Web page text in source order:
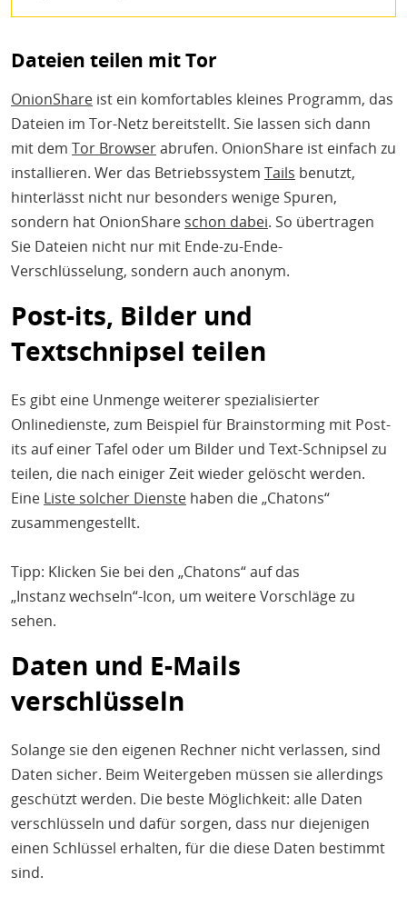
Dateien teilen mit Tor
OnionShare ist ein komfortables kleines Programm, das
Dateien im Tor-Netz bereitstellt. Sie lassen sich dann
mit dem Tor Browserabrufen. OnionShare ist einfach zu
installieren. Wer das Betriebssystem Tails benutzt,
hinterlässt nicht nur besonders wenige Spuren,
sondern hat OnionShare schon dabei. So übertragen
Sie Dateien nicht nur mit Ende-zu-Ende-
Verschlüsselung, sondern auch anonym.
Post-its, Bilder und
Textschnipsel teilen
Es gibt eine Unmenge weiterer spezialisierter
Onlinedienste, zum Beispiel für Brainstorming mit Post-
its auf einer Tafel oder um Bilder und Text-Schnipsel zu
teilen, die nach einiger Zeit wieder gelöscht werden.
Eine Liste solcher Dienste haben die „Chatons“
zusammengestellt.
Tipp: Klicken Sie bei den „Chatons“ auf das
„Instanz wechseln“-Icon, um weitere Vorschläge zu
sehen.
Daten und E-Mails
verschlüsseln
Solange sie den eigenen Rechner nicht verlassen, sind
Daten sicher. Beim Weitergeben müssen sie allerdings
geschützt werden. Die beste Möglichkeit: alle Daten
verschlüsseln und dafür sorgen, dass nur diejenigen
einen Schlüssel erhalten, für die diese Daten bestimmt
sind.